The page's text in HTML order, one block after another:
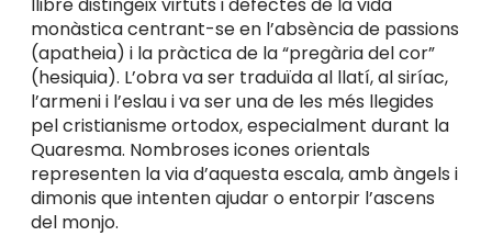
monàstica centrant-se en l’absència de passions
(apatheia) i la pràctica de la “pregària del cor”
(hesiquia). L’obra va ser traduïda al llatí, al siríac,
l’armeni i l’eslau i va ser una de les més llegides
pel cristianisme ortodox, especialment durant la
Quaresma. Nombroses icones orientals
representen la via d’aquesta escala, amb àngels i
dimonis que intenten ajudar o entorpir l’ascens
del monjo.